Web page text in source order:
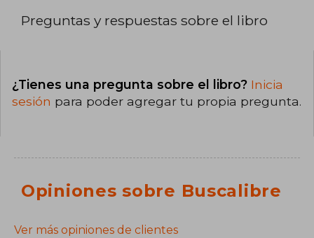
Preguntas y respuestas sobre el libro
¿Tienes una pregunta sobre el libro? Inicia
sesión para poder agregar tu propia pregunta.
Opiniones sobre Buscalibre
Ver más opiniones de clientes